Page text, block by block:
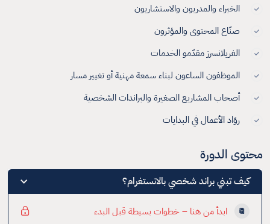
الخبراء والمدربون والاستشاريون
صنّاع المحتوى والمؤثرون
الفريلانسرز مقدّمو الخدمات
الموظفون الساعون لبناء سمعة مهنية أو تغيير مسار
أصحاب المشاريع الصغيرة والبراندات الشخصية
روّاد الأعمال في البدايات
محتوى الدورة
كيف تبني براند شخصي بالانستغرام؟
ابدأ من هنا – خطوات بسيطة قبل البدء